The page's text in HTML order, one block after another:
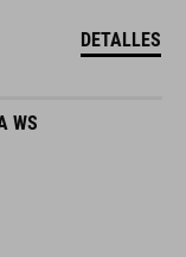
DETALLES
WS